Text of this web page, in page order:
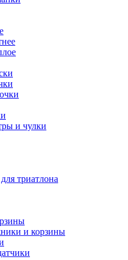
и чулки
триатлона
и корзины